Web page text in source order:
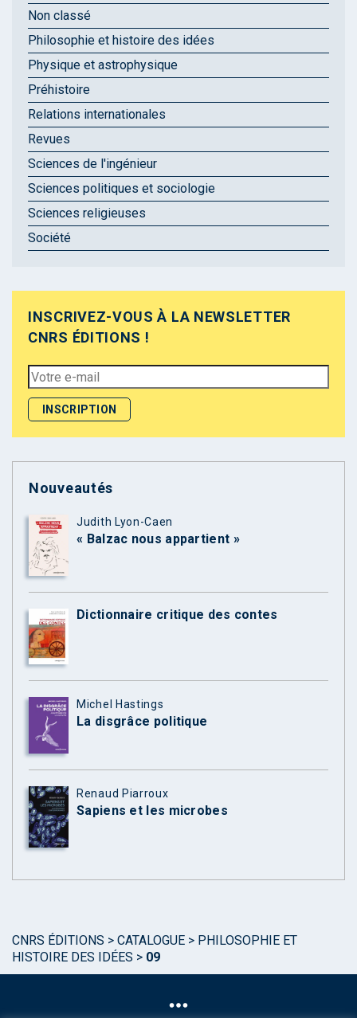
Non classé
Philosophie et histoire des idées
Physique et astrophysique
Préhistoire
Relations internationales
Revues
Sciences de l'ingénieur
Sciences politiques et sociologie
Sciences religieuses
Société
INSCRIVEZ-VOUS À LA NEWSLETTER
CNRS ÉDITIONS !
Nouveautés
Judith Lyon-Caen
« Balzac nous appartient »
Dictionnaire critique des contes
Michel Hastings
La disgrâce politique
Renaud Piarroux
Sapiens et les microbes
CNRS ÉDITIONS > CATALOGUE > PHILOSOPHIE ET
HISTOIRE DES IDÉES > 09